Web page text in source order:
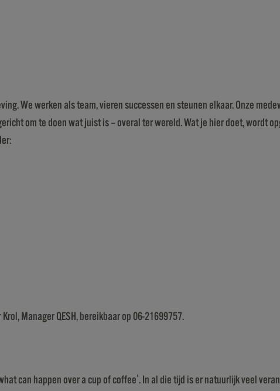
We werken als team, vieren successen en steunen elkaar. Onze
om te doen wat juist is – overal ter wereld. Wat je hier doet, wordt
Manager QESH, bereikbaar op 06-21699757.
can happen over a cup of coffee'. In al die tijd is er natuurlijk veel